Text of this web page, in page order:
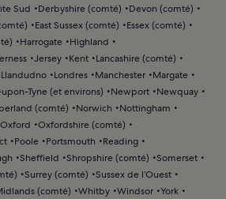
Sud Derbyshire (comté)
Devon (comté)
East Sussex (comté)
Essex (comté)
Harrogate
Highland
Jersey Kent
Lancashire (comté)
Llandudno Londres Manchester
Margate
Tyne (et environs) Newport
Newquay
(comté) Norwich
Nottingham
Oxford
Oxfordshire (comté)
Poole Portsmouth
Reading
Sheffield Shropshire (comté)
Somerset
Surrey (comté)
Sussex de l’Ouest
(comté) Whitby Windsor York